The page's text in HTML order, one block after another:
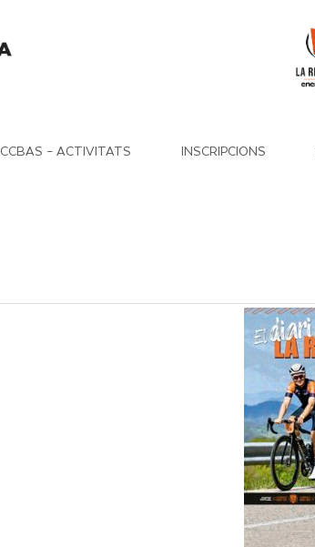
CCBAS – ACTIVITATS INSCRIPCIONS